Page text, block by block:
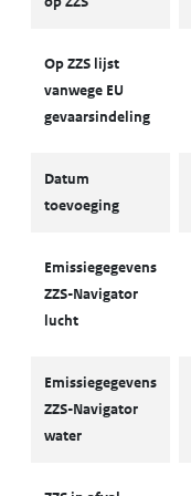
Op ZZS lijst
vanwege EU
gevaarsindeling
Datum
toevoeging
Emissiegegevens
ZZS-Navigator
lucht
Emissiegegevens
ZZS-Navigator
water